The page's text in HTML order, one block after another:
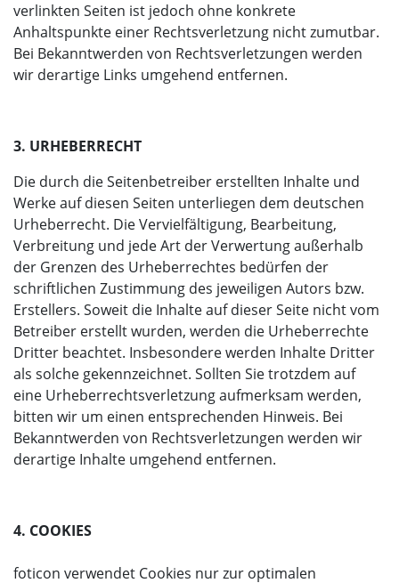
verlinkten Seiten ist jedoch ohne konkrete
Anhaltspunkte einer Rechtsverletzung nicht zumutbar.
Bei Bekanntwerden von Rechtsverletzungen werden
wir derartige Links umgehend entfernen.
3. URHEBERRECHT
Die durch die Seitenbetreiber erstellten Inhalte und
Werke auf diesen Seiten unterliegen dem deutschen
Urheberrecht. Die Vervielfältigung, Bearbeitung,
Verbreitung und jede Art der Verwertung außerhalb
der Grenzen des Urheberrechtes bedürfen der
schriftlichen Zustimmung des jeweiligen Autors bzw.
Erstellers. Soweit die Inhalte auf dieser Seite nicht vom
Betreiber erstellt wurden, werden die Urheberrechte
Dritter beachtet. Insbesondere werden Inhalte Dritter
als solche gekennzeichnet. Sollten Sie trotzdem auf
eine Urheberrechtsverletzung aufmerksam werden,
bitten wir um einen entsprechenden Hinweis. Bei
Bekanntwerden von Rechtsverletzungen werden wir
derartige Inhalte umgehend entfernen.
4. COOKIES
foticon verwendet Cookies nur zur optimalen